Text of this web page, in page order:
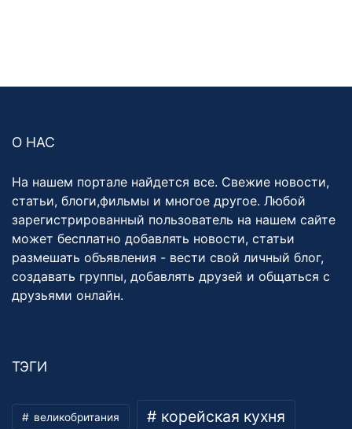
О НАС
На нашем портале найдется все. Свежие новости,
статьи, блоги,фильмы и многое другое. Любой
зарегистрированный пользователь на нашем сайте
может бесплатно добавлять новости, статьи
размешать объявления - вести свой личный блог,
создавать группы, добавлять друзей и общаться с
друзьями онлайн.
ТЭГИ
великобритания корейская кухня